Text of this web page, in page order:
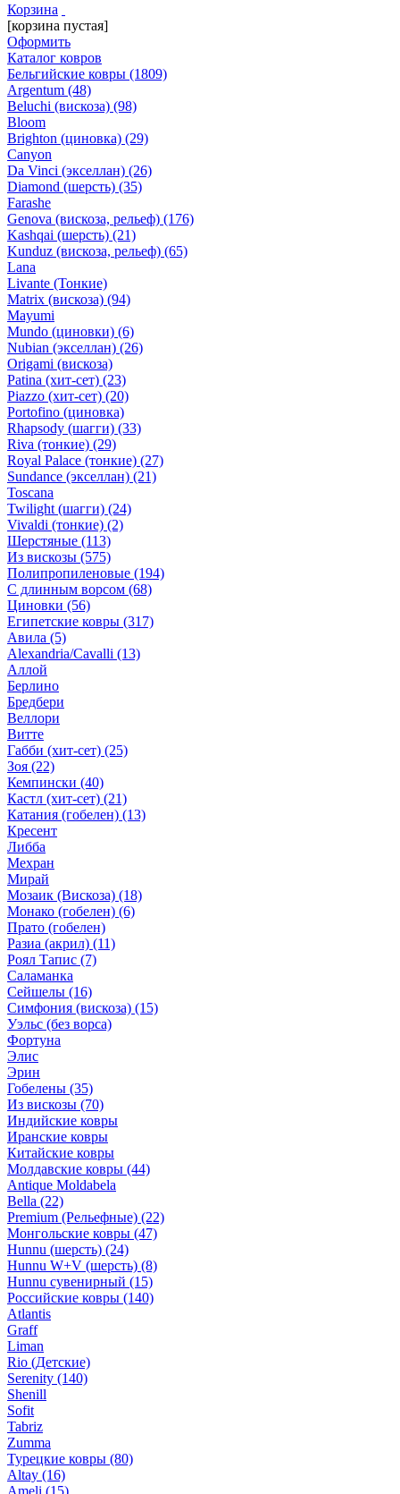
Корзина
[корзина пустая]
Оформить
Каталог ковров
Бельгийские ковры (1809)
Argentum (48)
Beluchi (вискоза) (98)
Bloom
Brighton (циновка) (29)
Canyon
Da Vinci (экселлан) (26)
Diamond (шерсть) (35)
Farashe
Genova (вискоза, рельеф) (176)
Kashqai (шерсть) (21)
Kunduz (вискоза, рельеф) (65)
Lana
Livante (Тонкие)
Matrix (вискоза) (94)
Mayumi
Mundo (циновки) (6)
Nubian (экселлан) (26)
Origami (вискоза)
Patina (хит-сет) (23)
Piazzo (хит-сет) (20)
Portofino (циновка)
Rhapsody (шагги) (33)
Riva (тонкие) (29)
Royal Palace (тонкие) (27)
Sundance (экселлан) (21)
Toscana
Twilight (шагги) (24)
Vivaldi (тонкие) (2)
Шерстяные (113)
Из вискозы (575)
Полипропиленовые (194)
С длинным ворсом (68)
Циновки (56)
Египетские ковры (317)
Авила (5)
Alexandria/Cavalli (13)
Аллой
Берлино
Бредбери
Веллори
Витте
Габби (хит-сет) (25)
Зоя (22)
Кемпински (40)
Кастл (хит-сет) (21)
Катания (гобелен) (13)
Кресент
Либба
Мехран
Мирай
Мозаик (Вискоза) (18)
Монако (гобелен) (6)
Прато (гобелен)
Разиа (акрил) (11)
Роял Тапис (7)
Саламанка
Сейшелы (16)
Симфония (вискоза) (15)
Уэльс (без ворса)
Фортуна
Элис
Эрин
Гобелены (35)
Из вискозы (70)
Индийские ковры
Иранские ковры
Китайские ковры
Молдавские ковры (44)
Antique Moldabela
Bella (22)
Premium (Рельефные) (22)
Монгольские ковры (47)
Hunnu (шерсть) (24)
Hunnu W+V (шерсть) (8)
Hunnu сувенирный (15)
Российские ковры (140)
Atlantis
Graff
Liman
Rio (Детские)
Serenity (140)
Shenill
Sofit
Tabriz
Zumma
Турецкие ковры (80)
Altay (16)
Ameli (15)